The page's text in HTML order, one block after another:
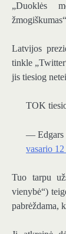
„Duoklės
Latvijos
tinkle
jis tiesiog
TOK
— Edgars
vasario 12
Tuo tarpu
vienybė“)
pabrėždama,